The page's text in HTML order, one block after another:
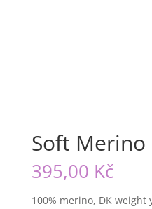
Soft Merino
395,00 Kč
100% merino, DK weight